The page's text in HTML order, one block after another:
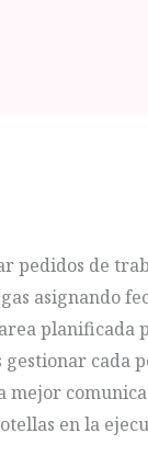
pedidos de
asignando
planificada
cada
en la